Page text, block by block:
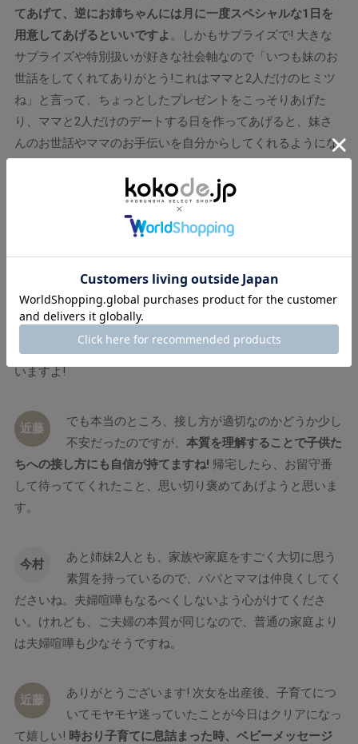
てあげて、逆にお姉ちゃんには月に一度スペシャルな1日を
用意してあげるといいですよ 。しかもサプライズで! 大きな
サプライズや特別扱いが好きな社会軸なので「いつも妹のお
世話をしてくれてありがとう!これはママと2人だけのヒミツ
ね」と言って、ちょっとしたプレゼントをこっそりあげた
り、ママと2人だけのデートする日を作ってあげると、妹さ
んのお世話やママのお手伝いを自分からしてくれるようにな
ゃんだからできたことだね!」と賞賛することで達成感を感
じ、のびのびとした成長を促せると思います
分かります。大げさに褒めてあげるとすごく喜んで
頑張ってくれます。
千尋さんはお子さんとの接し方が無意識のうちに理
解できていたようですね。とても優秀なママだと思
いますよ!
近藤
でも本当のところ、接し方が適切なのかどうか少し
不安だったのですが、 本質を理解することで子供た
ちへの接し方にも自信が持てますね! 帰宅したら、お留守番
して待っててくれたこと、思い切り褒めてあげようと思いま
す。
今村
あと姉妹2人とも、家族や家庭をすごく大切に思う
素質を持っているので、パパとママは仲良くしてく
ださいね。夫婦喧嘩もなるべくしないよう心がけてくださ
い。けれども、ご夫婦の本質が同じなので、普通の家庭より
は夫婦喧嘩も少なそうですね。
近藤
ありがとうございます! 次女を出産後、子育てにつ
いてモヤモヤ迷っていたことが今日はクリアになっ
て嬉しい! 時おり子育てに息詰まった時、ベビーメッセージ